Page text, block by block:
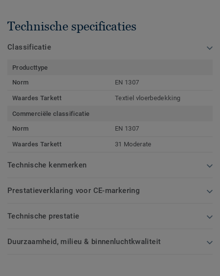
Technische specificaties
Classificatie
Producttype
Norm
EN 1307
Waardes Tarkett Textiel vloerbedekking
Commerciële classificatie
Norm
EN 1307
Waardes Tarkett 31 Moderate
Technische kenmerken
Prestatieverklaring voor CE-markering
Technische prestatie
Duurzaamheid, milieu & binnenluchtkwaliteit